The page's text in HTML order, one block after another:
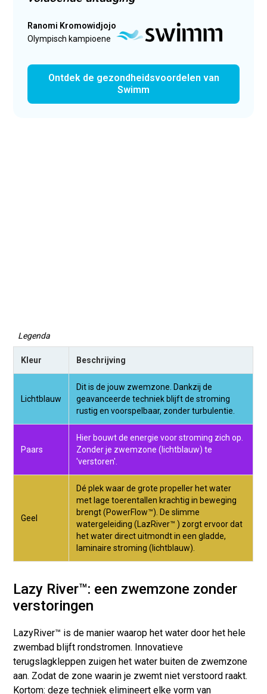
Ranomi Kromowidjojo
Olympisch kampioene
Ontdek de gezondheidsvoordelen van
Swimm
Lazy River™: een zwemzone zonder
verstoringen
LazyRiver™ is de manier waarop het water door het hele
zwembad blijft rondstromen. Innovatieve
terugslagkleppen zuigen het waterbuiten de zwemzone
aan. Zodat de zone waarin je zwemt niet verstoord raakt.
Kortom: deze techniek elimineert elke vorm van
Legenda
Kleur Beschrijving
Lichtblauw
Dit is de jouw zwemzone. Dankzij de
geavanceerde techniek blijft de stroming
rustig en voorspelbaar, zonder turbulentie.
Paars
Hier bouwt de energie voor stroming zich op.
Zonder je zwemzone (lichtblauw) te
'verstoren'.
Geel
Dé plek waar de grote propeller het water
met lage toerentallen krachtig in beweging
brengt (PowerFlow™). De slimme
watergeleiding (LazRiver™ ) zorgt ervoor dat
het water direct uitmondt in een gladde,
laminaire stroming (lichtblauw).